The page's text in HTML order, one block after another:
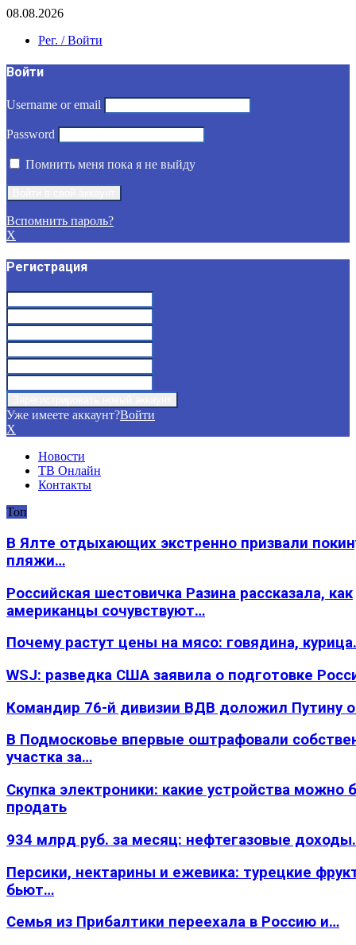
08.08.2026
Рег. / Войти
Войти
Username or email
Password
Помнить меня пока я не выйду
Вспомнить пароль?
X
Регистрация
Уже имеете аккаунт?Войти
X
Новости
ТВ Онлайн
Контакты
Топ
В Ялте отдыхающих экстренно призвали
пляжи…
Российская шестовичка Разина рассказала, как
американцы сочувствуют…
Почему растут цены на мясо: говядина,
WSJ: разведка США заявила о подготовке
Командир 76-й дивизии ВДВ доложил Путину
В Подмосковье впервые оштрафовали
участка за…
Скупка электроники: какие устройства можно
продать
934 млрд руб. за месяц: нефтегазовые
Персики, нектарины и ежевика: турецкие
бьют…
Семья из Прибалтики переехала в Россию и…